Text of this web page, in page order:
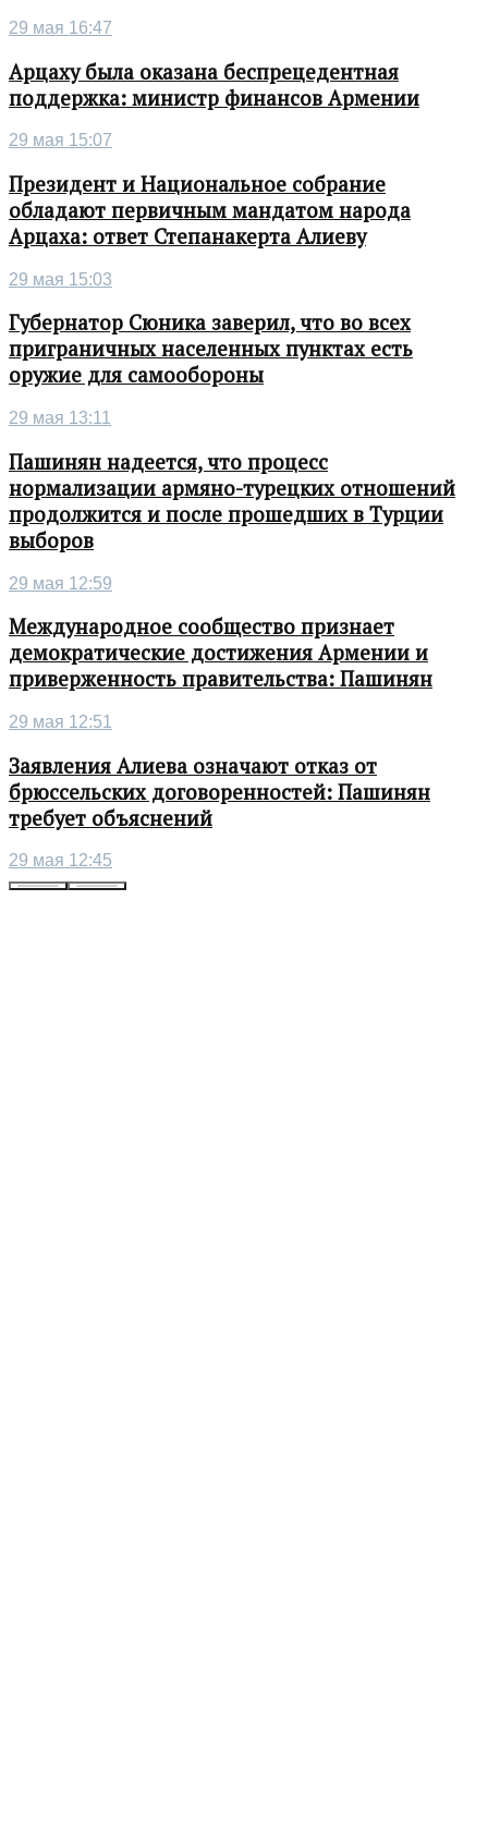
29 мая 16:47
Арцаху была оказана беспрецедентная
поддержка: министр финансов Армении
29 мая 15:07
Президент и Национальное собрание
обладают первичным мандатом народа
Арцаха: ответ Степанакерта Алиеву
29 мая 15:03
Губернатор Сюника заверил, что во всех
приграничных населенных пунктах есть
оружие для самообороны
29 мая 13:11
Пашинян надеется, что процесс
нормализации армяно-турецких отношений
продолжится и после прошедших в Турции
выборов
29 мая 12:59
Международное сообщество признает
демократические достижения Армении и
приверженность правительства: Пашинян
29 мая 12:51
Заявления Алиева означают отказ от
брюссельских договоренностей: Пашинян
требует объяснений
29 мая 12:45